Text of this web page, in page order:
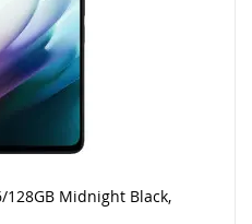
Midnight Black,